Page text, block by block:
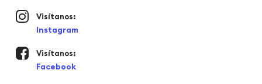
Visítanos:
Instagram
Visítanos:
Facebook